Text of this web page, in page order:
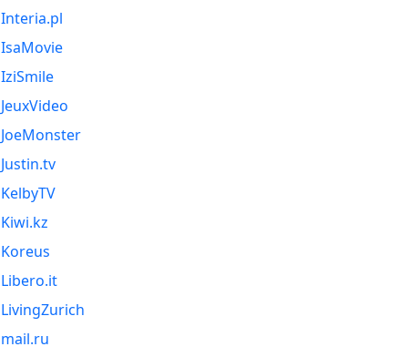
Interia.pl
IsaMovie
IziSmile
JeuxVideo
JoeMonster
Justin.tv
KelbyTV
Kiwi.kz
Koreus
Libero.it
LivingZurich
mail.ru